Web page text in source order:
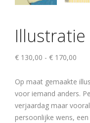
€ 130,00 - € 170,00
tot
€
Op maat gemaakte
voor iemand anders.
verjaardag maar
persoonlijke wens,